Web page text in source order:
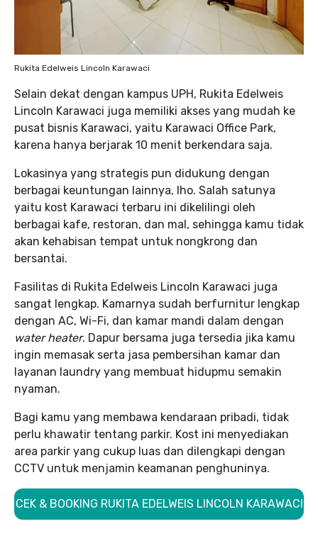
Rukita Edelweis Lincoln Karawaci
Selain dekat dengan kampus UPH, Rukita Edelweis
Lincoln Karawaci juga memiliki akses yang mudah ke
pusat bisnis Karawaci, yaitu Karawaci Office Park,
karena hanya berjarak 10 menit berkendara saja.
Lokasinya yang strategis pun didukung dengan
berbagai keuntungan lainnya, lho. Salah satunya
yaitu kost Karawaci terbaru ini dikelilingi oleh
berbagai kafe, restoran, dan mal, sehingga kamu tidak
akan kehabisan tempat untuk nongkrong dan
bersantai.
Fasilitas di Rukita Edelweis Lincoln Karawaci juga
sangat lengkap. Kamarnya sudah berfurnitur lengkap
dengan AC, Wi-Fi, dan kamar mandi dalam dengan
water heater. Dapur bersama juga tersedia jika kamu
ingin memasak serta jasa pembersihan kamar dan
layanan laundry yang membuat hidupmu semakin
nyaman.
Bagi kamu yang membawa kendaraan pribadi, tidak
perlu khawatir tentang parkir. Kost ini menyediakan
area parkir yang cukup luas dan dilengkapi dengan
CCTV untuk menjamin keamanan penghuninya.
CEK & BOOKING RUKITA EDELWEIS LINCOLN KARAWACI